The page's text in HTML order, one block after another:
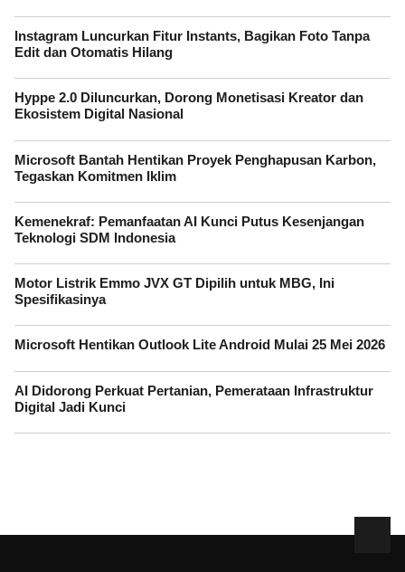
Instagram Luncurkan Fitur Instants, Bagikan Foto Tanpa
Edit dan Otomatis Hilang
Hyppe 2.0 Diluncurkan, Dorong Monetisasi Kreator dan
Ekosistem Digital Nasional
Microsoft Bantah Hentikan Proyek Penghapusan Karbon,
Tegaskan Komitmen Iklim
Kemenekraf: Pemanfaatan AI Kunci Putus Kesenjangan
Teknologi SDM Indonesia
Motor Listrik Emmo JVX GT Dipilih untuk MBG, Ini
Spesifikasinya
Microsoft Hentikan Outlook Lite Android Mulai 25 Mei 2026
AI Didorong Perkuat Pertanian, Pemerataan Infrastruktur
Digital Jadi Kunci